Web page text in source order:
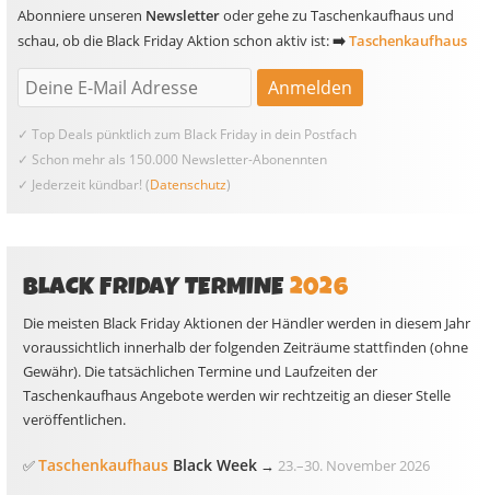
Abonniere unseren Newsletteroder gehe zu Taschenkaufhaus und
schau, ob die Black Friday Aktion schon aktiv ist:➡️Taschenkaufhaus
✓ Top Deals pünktlich zum Black Friday in dein Postfach
✓ Schon mehr als 150.000 Newsletter-Abonennten
✓ Jederzeit kündbar! (Datenschutz)
BLACK FRIDAY TERMINE2026
Die meisten Black Friday Aktionen der Händler werden in diesem Jahr
voraussichtlich innerhalb der folgenden Zeiträume stattfinden (ohne
Gewähr). Die tatsächlichen Termine und Laufzeiten der
Taschenkaufhaus Angebote werden wir rechtzeitig an dieser Stelle
veröffentlichen.
✅Taschenkaufhaus Black Week → 23.–30. November 2026